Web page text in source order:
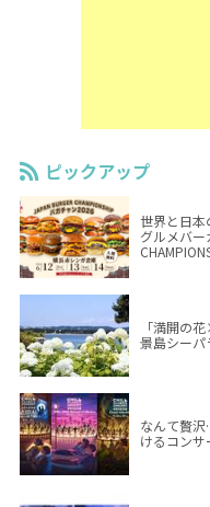
ピックアップ
世界と日本
グルメバー
「満開の
景島シー
なんて贅
けるコンサ